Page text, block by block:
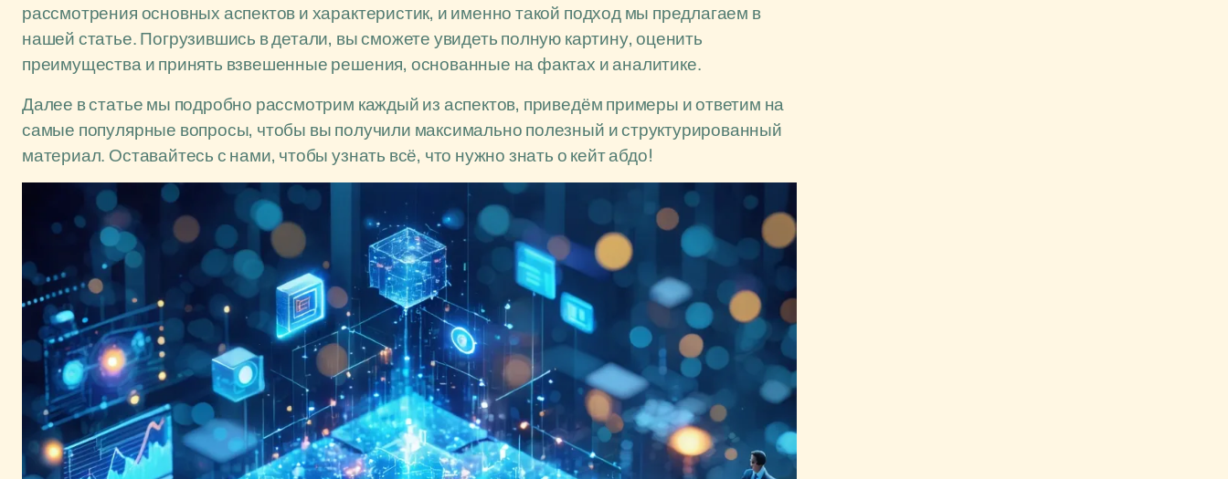
рассмотрения основных аспектов и характеристик, и именно такой подход мы предлагаем в
нашей статье. Погрузившись в детали, вы сможете увидеть полную картину, оценить
преимущества и принять взвешенные решения, основанные на фактах и аналитике.
Далее в статье мы подробно рассмотрим каждый из аспектов, приведём примеры и ответим на
самые популярные вопросы, чтобы вы получили максимально полезный и структурированный
материал. Оставайтесь с нами, чтобы узнать всё, что нужно знать о кейт абдо!